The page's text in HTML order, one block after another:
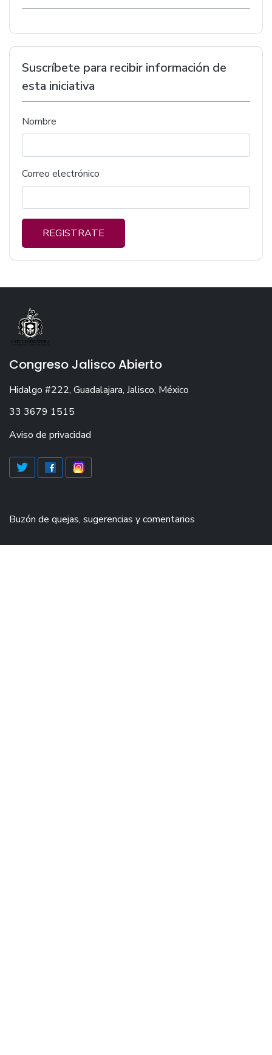
Suscríbete para recibir información de
esta iniciativa
Nombre
Correo electrónico
REGISTRATE
Congreso Jalisco Abierto
Hidalgo #222, Guadalajara, Jalisco, México
33 3679 1515
Aviso de privacidad
Buzón de quejas, sugerencias y comentarios